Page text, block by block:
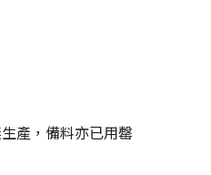
產，備料亦已用罄